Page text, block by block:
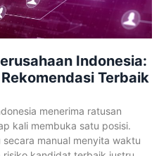
Indonesia:
Terbaik
menerima ratusan
kali membuka satu posisi.
manual menyita waktu